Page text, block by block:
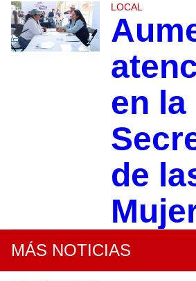
LOCAL
en la
de
MÁS NOTICIAS